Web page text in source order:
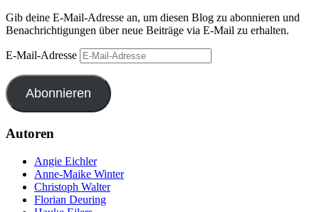
Gib deine E-Mail-Adresse an, um diesen Blog zu abonnieren und
Benachrichtigungen über neue Beiträge via E-Mail zu erhalten.
E-Mail-Adresse
Abonnieren
Autoren
Angie Eichler
Anne-Maike Winter
Christoph Walter
Florian Deuring